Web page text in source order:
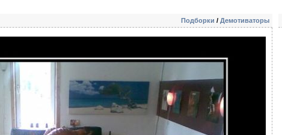
Подборки / Демотиваторы